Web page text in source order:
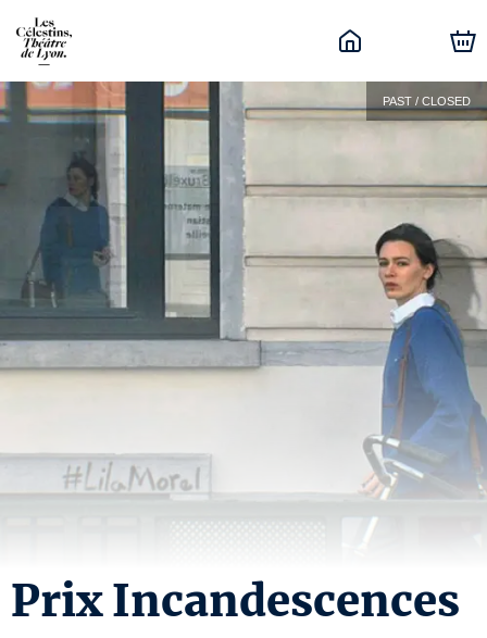
PAST / CLOSED
Prix Incandescences